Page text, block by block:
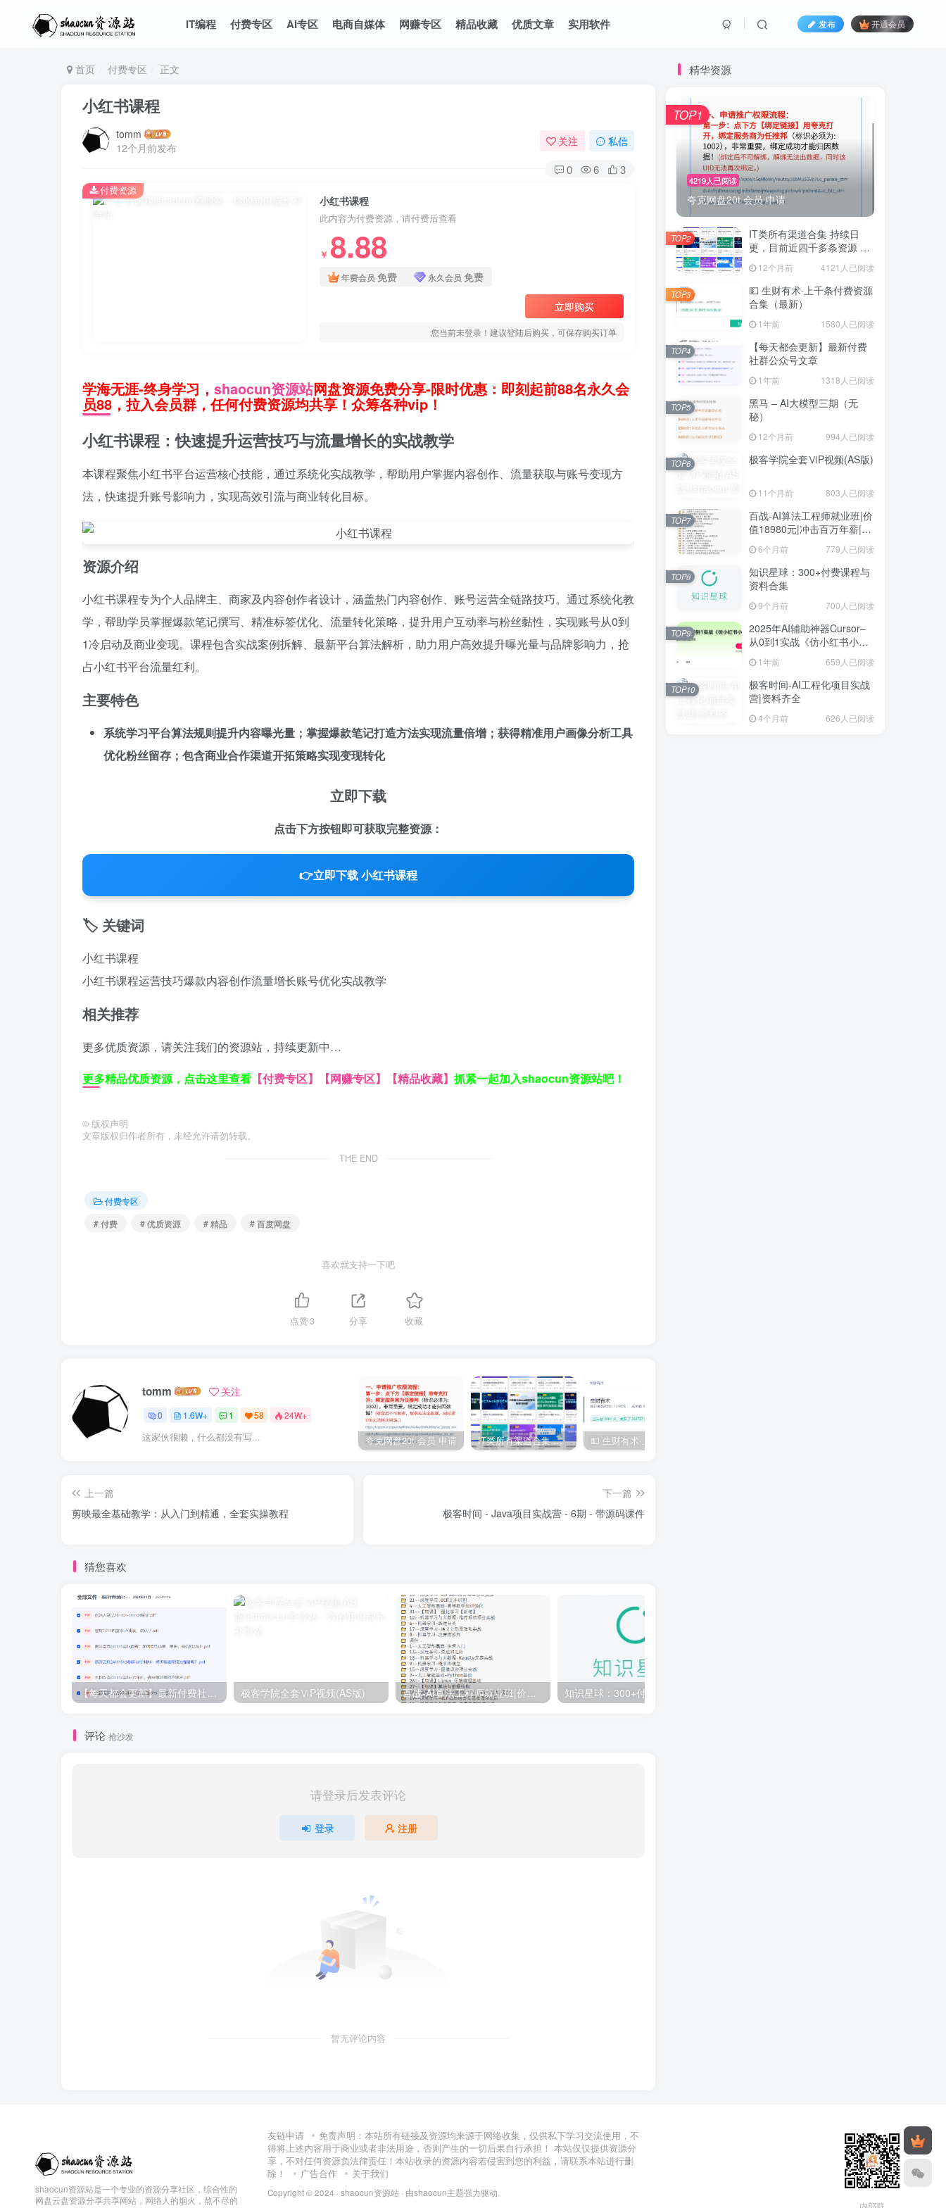
IT编程 付费专区 AI专区 电商自媒体 网赚专区 精品收藏 优质文章 实用软件 发布 开通会员
首页 付费专区 正文
小红书课程
tomm
12个月前发布
关注 私信
0 6 3
小红书课程
此内容为付费资源，请付费后查看
￥ 8.88
年费会员 免费 永久会员 免费
立即购买
您当前未登录！建议登陆后购买，可保存购买订单
付费资源
学海无涯-终身学习， shaocun资源站网盘资源免费分享-限时优惠：即刻起前88名永久会
员88，拉入会员群，任何付费资源均共享！众筹各种vip！
小红书课程：快速提升运营技巧与流量增长的实战教学
本课程聚焦小红书平台运营核心技能，通过系统化实战教学，帮助用户掌握内容创作、流量获取与账号变现方
法，快速提升账号影响力，实现高效引流与商业转化目标。
资源介绍
小红书课程专为个人品牌主、商家及内容创作者设计，涵盖热门内容创作、账号运营全链路技巧。通过系统化教
学，帮助学员掌握爆款笔记撰写、精准标签优化、流量转化策略，提升用户互动率与粉丝黏性，实现账号从0到
1冷启动及商业变现。课程包含实战案例拆解、最新平台算法解析，助力用户高效提升曝光量与品牌影响力，抢
占小红书平台流量红利。
主要特色
系统学习平台算法规则提升内容曝光量；掌握爆款笔记打造方法实现流量倍增；获得精准用户画像分析工具
优化粉丝留存；包含商业合作渠道开拓策略实现变现转化
立即下载
点击下方按钮即可获取完整资源：
👉立即下载 小红书课程
🏷️ 关键词
小红书课程
小红书课程运营技巧爆款内容创作流量增长账号优化实战教学
相关推荐
更多优质资源，请关注我们的资源站，持续更新中…
更多精品优质资源，点击这里查看 【付费专区】 【网赚专区】 【精品收藏】 抓紧一起加入shaocun资源站吧！
© 版权声明
文章版权归作者所有，未经允许请勿转载。
THE END
付费专区
# 付费
# 优质资源 # 精品 # 百度网盘
喜欢就支持一下吧
点赞3 分享 收藏
tomm 关注
0 1.6W+ 1 58 24W+
这家伙很懒，什么都没有写... 夸克网盘20t 会员 申请 IT类所有渠道合集 持续日更，目前近四千多条资源 年费用户微信私信获取权限
上一篇
剪映最全基础教学：从入门到精通，全套实操教程
下一篇
极客时间 - Java项目实战营 - 6期 - 带源码课件
猜您喜欢
【每天都会更新】最新付费社群公众号文章 极客学院全套ⅥP视频(AS版) 百战-AI算法工程师就业班|价值18980元|冲击百万年薪|完结无秘
评论 抢沙发
请登录后发表评论
登录 注册
暂无评论内容
精华资源
4219人已阅读
夸克网盘20t 会员 申请
TOP1
IT类所有渠道合集 持续日
更，目前近四千多条资源 年
12个月前 4121人已阅读
TOP2
💵 生财有术·上千条付费资源
合集（最新）
1年前 1580人已阅读
TOP3
【每天都会更新】最新付费
社群公众号文章
1年前 1318人已阅读
TOP4
黑马 – AI大模型三期（无
秘）
12个月前 994人已阅读
TOP5
极客学院全套ⅥP视频(AS版)
11个月前 803人已阅读
TOP6
百战-AI算法工程师就业班|价
值18980元|冲击百万年薪|完
结无秘
6个月前 779人已阅读
TOP7
知识星球：300+付费课程与
资料合集
9个月前 700人已阅读
TOP8
2025年AI辅助神器Cursor–
从0到1实战《仿小红书小程
序》1年前 659人已阅读
TOP9
极客时间-AI工程化项目实战
营|资料齐全
4个月前 626人已阅读
TOP10
shaocun资源站是一个专业的资源分享社区，综合性的
网盘云盘资源分享共享网站，网络人的烟火，熬不尽的
友链申请
免责声明：本站所有链接及资源均来源于网络收集，仅供私下学习交流使用，不
得将上述内容用于商业或者非法用途，否则产生的一切后果自行承担！ 本站仅仅提供资源分
享，不对任何资源负法律责任！本站收录的资源内容若侵害到您的利益，请联系本站进行删
除！
广告合作 关于我们
Copyright © 2024 · shaocun资源站 · 由shaocun主题强力驱动.